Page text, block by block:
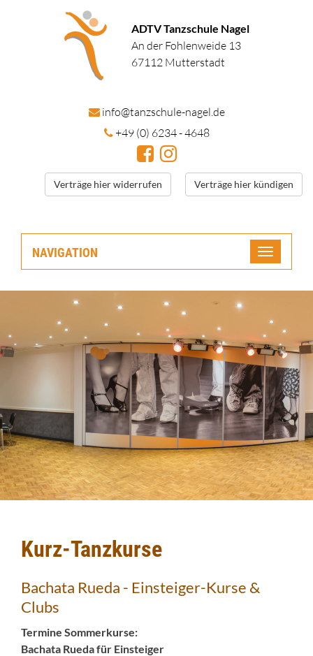
ADTV Tanzschule Nagel
An der Fohlenweide 13
67112 Mutterstadt
info@tanzschule-nagel.de
+49 (0) 6234 - 4648
Verträge hier widerrufen Verträge hier kündigen
NAVIGATION
Toggle
Kurz-Tanzkurse
Bachata Rueda - Einsteiger-Kurse &
Clubs
Termine Sommerkurse:
Bachata Rueda für Einsteiger